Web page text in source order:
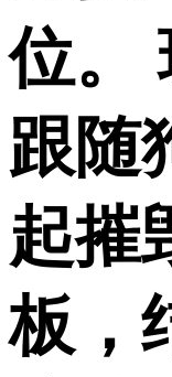
位。
跟随
起摧
板，